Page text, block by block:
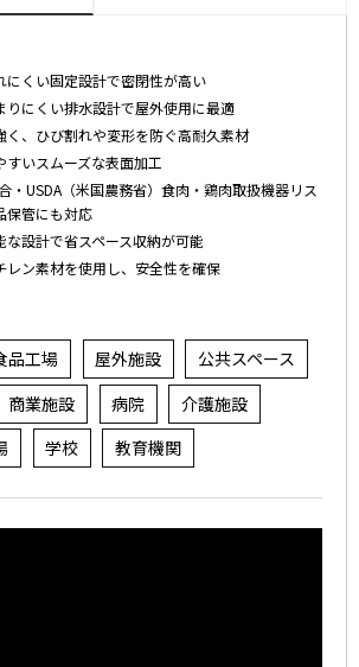
にくい固定設計で密閉性が高い
りにくい排水設計で屋外使用に最適
く、ひび割れや変形を防ぐ高耐久素材
すいスムーズな表面加工
・USDA（米国農務省）食肉・鶏肉取扱機器リス
保管にも対応
な設計で省スペース収納が可能
レン素材を使用し、安全性を確保
品工場 屋外施設
公共スペース
商業施設 病院
介護施設
学校 教育機関